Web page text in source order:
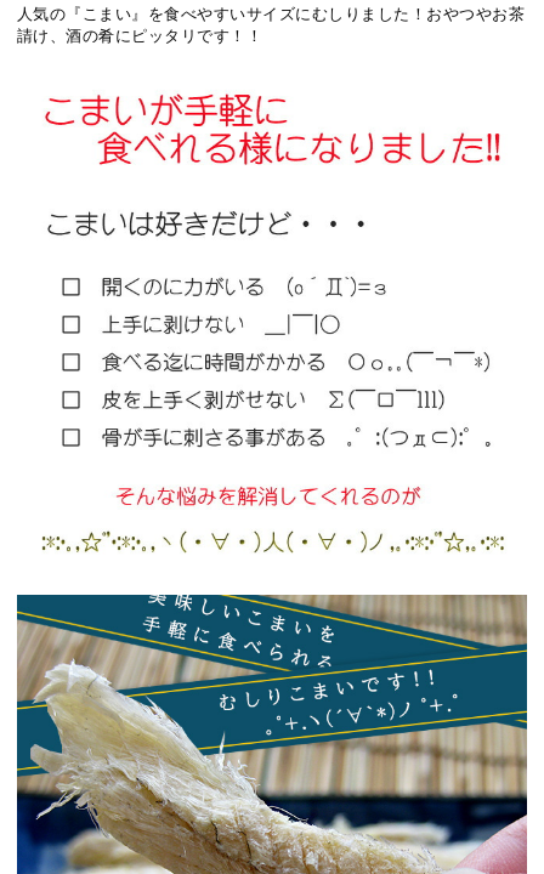
人気の『こまい』を食べやすいサイズにむしりました！おやつやお茶
請け、酒の肴にピッタリです！！